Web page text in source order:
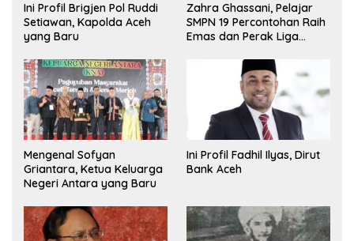
Ini Profil Brigjen Pol Ruddi
Setiawan, Kapolda Aceh
yang Baru
Zahra Ghassani, Pelajar
SMPN 19 Percontohan Raih
Emas dan Perak Liga
Mengenal Sofyan
Griantara, Ketua Keluarga
Negeri Antara yang Baru
Ini Profil Fadhil Ilyas, Dirut
Bank Aceh